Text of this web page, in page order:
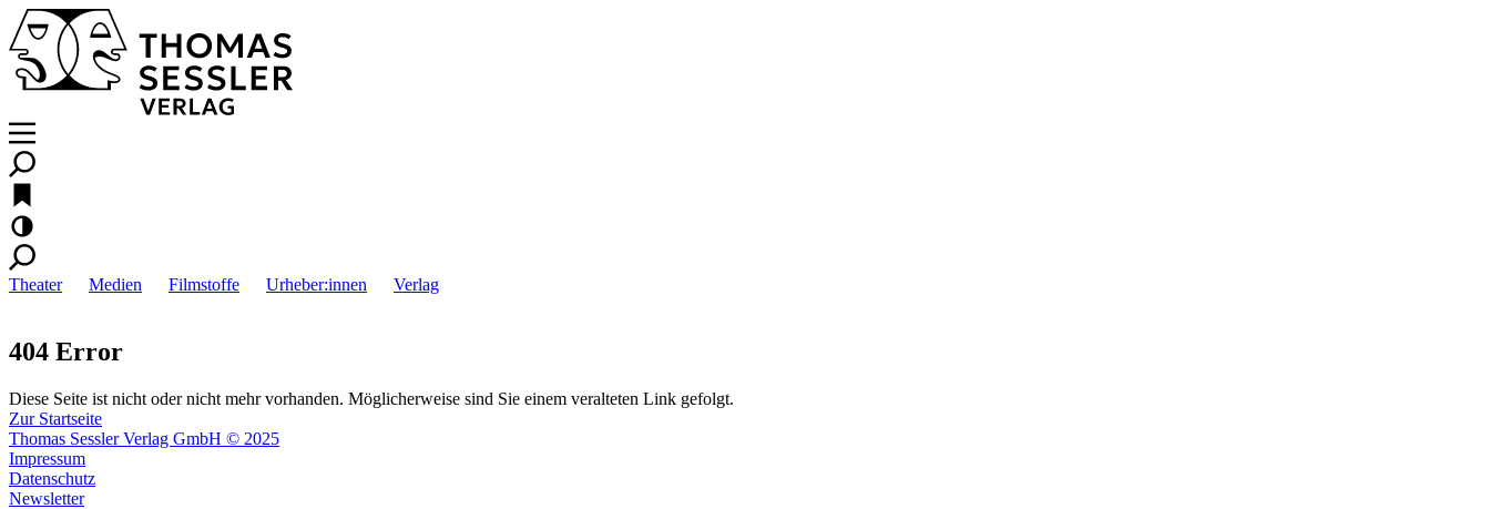
Theater Medien Filmstoffe Urheber:innen Verlag
404 Error
Diese Seite ist nicht oder nicht mehr vorhanden. Möglicherweise sind Sie einem veralteten Link gefolgt.
Zur Startseite
Thomas Sessler Verlag GmbH © 2025
Impressum
Datenschutz
Newsletter